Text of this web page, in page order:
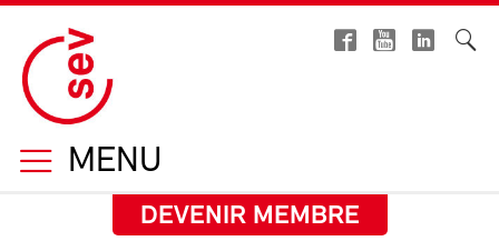
MENU
DEVENIR MEMBRE